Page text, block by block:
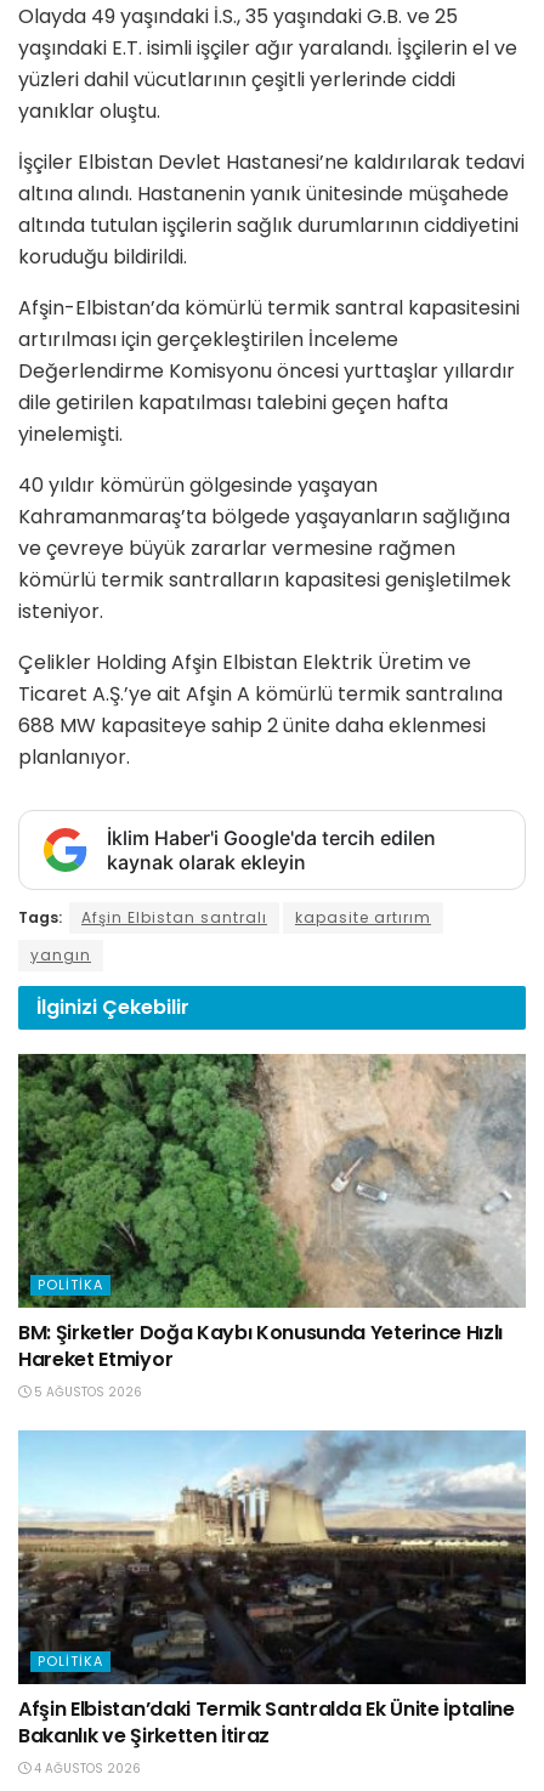
Olayda 49 yaşındaki İ.S., 35 yaşındaki G.B. ve 25
yaşındaki E.T. isimli işçiler ağır yaralandı. İşçilerin el ve
yüzleri dahil vücutlarının çeşitli yerlerinde ciddi
yanıklar oluştu.
İşçiler Elbistan Devlet Hastanesi’ne kaldırılarak tedavi
altına alındı. Hastanenin yanık ünitesinde müşahede
altında tutulan işçilerin sağlık durumlarının ciddiyetini
koruduğu bildirildi.
Afşin-Elbistan’da kömürlü termik santral kapasitesini
artırılması için gerçekleştirilen İnceleme
Değerlendirme Komisyonu öncesi yurttaşlar yıllardır
dile getirilen kapatılması talebini geçen hafta
yinelemişti.
40 yıldır kömürün gölgesinde yaşayan
Kahramanmaraş’ta bölgede yaşayanların sağlığına
ve çevreye büyük zararlar vermesine rağmen
kömürlü termik santralların kapasitesi genişletilmek
isteniyor.
Çelikler Holding Afşin Elbistan Elektrik Üretim ve
Ticaret A.Ş.’ye ait Afşin A kömürlü termik santralına
688 MW kapasiteye sahip 2 ünite daha eklenmesi
planlanıyor.
İklim Haber'i Google'da tercih edilen
kaynak olarak ekleyin
Tags: Afşin Elbistan santralı
kapasite artırım
yangın
İlginizi Çekebilir
POLITIKA
BM: Şirketler Doğa Kaybı Konusunda Yeterince Hızlı
Hareket Etmiyor
5 AĞUSTOS 2026
POLITIKA
Afşin Elbistan’daki Termik Santralda Ek Ünite İptaline
Bakanlık ve Şirketten İtiraz
4 AĞUSTOS 2026